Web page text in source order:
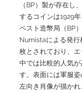
（BP）製が存在し
するコインは1929
ペスト造幣局（BP）
Numistaによる発
枚とされており、
中では比較的人気
す。表面には軍服
左向き肖像が描かれ